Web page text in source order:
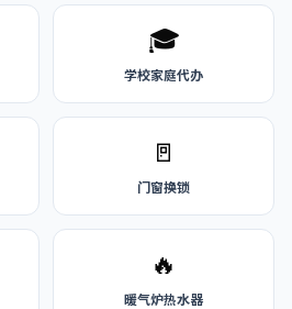
🎓
学校家庭代办
🚪
门窗换锁
🔥
暖气炉热水器